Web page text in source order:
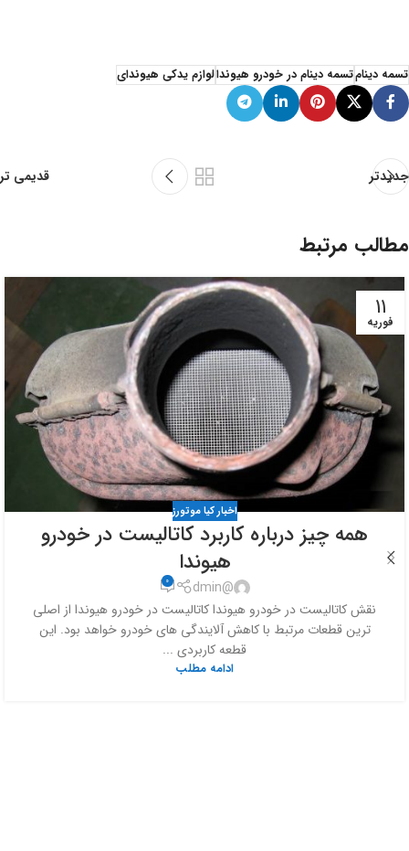
تسمه دینامتسمه دینام در خودرو هیوندالوازم یدکی هیوندای
جدیدتر قدیمی تر
مطالب مرتبط
11
فوریه
اخبار کیا موتورز
همه چیز درباره کاربرد کاتالیست در خودرو
هیوندا
@dmin
0
نقش کاتالیست در خودرو هیوندا کاتالیست در خودرو هیوندا از اصلی
ترین قطعات مرتبط با کاهش آلایندگی های خودرو خواهد بود. این
قطعه کاربردی ...
ادامه مطلب